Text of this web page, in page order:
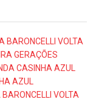
BARONCELLI VOLTA
GERAÇÕES
CASINHA AZUL
AZUL
VOLTA